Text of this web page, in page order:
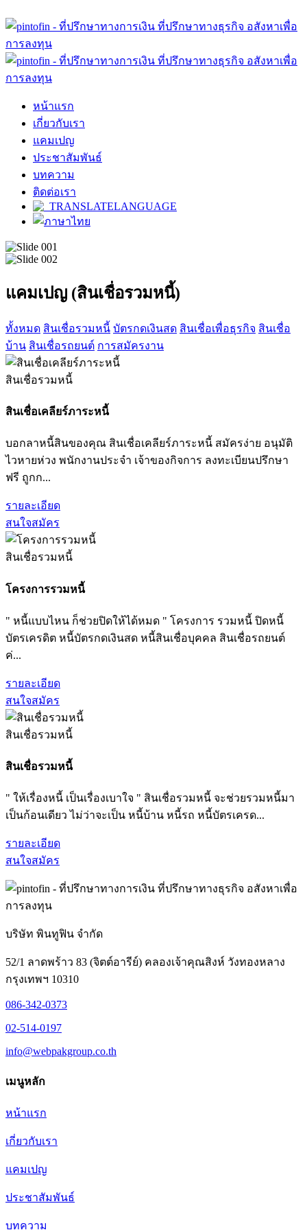
หน้าแรก
เกี่ยวกับเรา
แคมเปญ
ประชาสัมพันธ์
บทความ
ติดต่อเรา
แคมเปญ (สินเชื่อรวมหนี้)
ทั้งหมด สินเชื่อรวมหนี้ บัตรกดเงินสด สินเชื่อเพื่อธุรกิจ สินเชื่อ
บ้าน สินเชื่อรถยนต์ การสมัครงาน
สินเชื่อรวมหนี้
สินเชื่อเคลียร์ภาระหนี้
บอกลาหนี้สินของคุณ สินเชื่อเคลียร์ภาระหนี้ สมัครง่าย อนุมัติ
ไวหายห่วง พนักงานประจำ เจ้าของกิจการ ลงทะเบียนปรึกษา
ฟรี ถูกก...
รายละเอียด
สนใจสมัคร
สินเชื่อรวมหนี้
โครงการรวมหนี้
" หนี้แบบไหน ก็ช่วยปิดให้ได้หมด " โครงการ รวมหนี้ ปิดหนี้
บัตรเครดิต หนี้บัตรกดเงินสด หนี้สินเชื่อบุคคล สินเชื่อรถยนต์
ค่...
รายละเอียด
สนใจสมัคร
สินเชื่อรวมหนี้
สินเชื่อรวมหนี้
" ให้เรื่องหนี้ เป็นเรื่องเบาใจ " สินเชื่อรวมหนี้ จะช่วยรวมหนี้มา
เป็นก้อนเดียว ไม่ว่าจะเป็น หนี้บ้าน หนี้รถ หนี้บัตรเครด...
รายละเอียด
สนใจสมัคร
บริษัท พินทูฟิน จำกัด
52/1 ลาดพร้าว 83 (จิตต์อารีย์) คลองเจ้าคุณสิงห์ วังทองหลาง
กรุงเทพฯ 10310
086-342-0373
02-514-0197
info@webpakgroup.co.th
เมนูหลัก
หน้าแรก
เกี่ยวกับเรา
แคมเปญ
ประชาสัมพันธ์
บทความ